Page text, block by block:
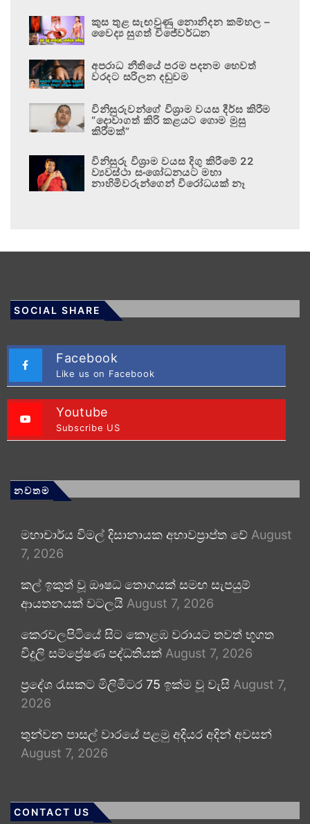
කුස තුළ සැඟවුණු නොනිදන කම්හල –
වෛද්‍ය සුගත් විජේවර්ධන
අපරාධ නීතියේ පරම පදනම හෙවත්
වරදට සරිලන දඬුවම
විනිසුරුවන්ගේ විශ්‍රාම වයස දීර්ඝ කිරීම
“දොවාගත් කිරි කළයට ගොම මුසු
කිරීමක්”
විනිසුරු විශ්‍රාම වයස දිගු කිරීමේ 22
ව්‍යවස්ථා සංශෝධනයට මහා
නාහිමිවරුන්ගෙන් විරෝධයක් නෑ
SOCIAL SHARE
Facebook
Like us on Facebook
Youtube
Subscribe US
නවතම
මහාචාර්ය විමල් දිසානායක අභාවප්‍රාප්ත වේ August
7, 2026
කල් ඉකුත් වූ ඖෂධ තොගයක් සමඟ සැපයුම්
ආයතනයක් වටලයි August 7, 2026
කෙරවලපිටියේ සිට කොළඹ වරායට තවත් භූගත
විදුලි සම්ප්‍රේෂණ පද්ධතියක් August 7, 2026
ප්‍රදේශ රැසකට මිලිමීටර 75 ඉක්ම වූ වැසි August 7,
2026
තුන්වන පාසල් වාරයේ පළමු අදියර අදින් අවසන්
August 7, 2026
CONTACT US